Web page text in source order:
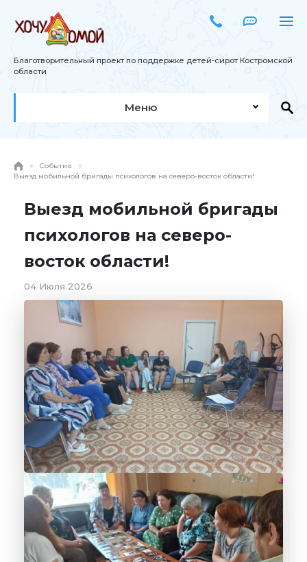
Благотворительный проект по поддержке детей-сирот Костромской
области
Меню
События
Выезд мобильной бригады психологов на северо-восток области!
Выезд мобильной бригады
психологов на северо-
восток области!
04 Июля 2026